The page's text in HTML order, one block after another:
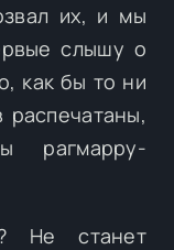
их, и мы
слышу о
как бы то ни
рагмарру-
Не станет